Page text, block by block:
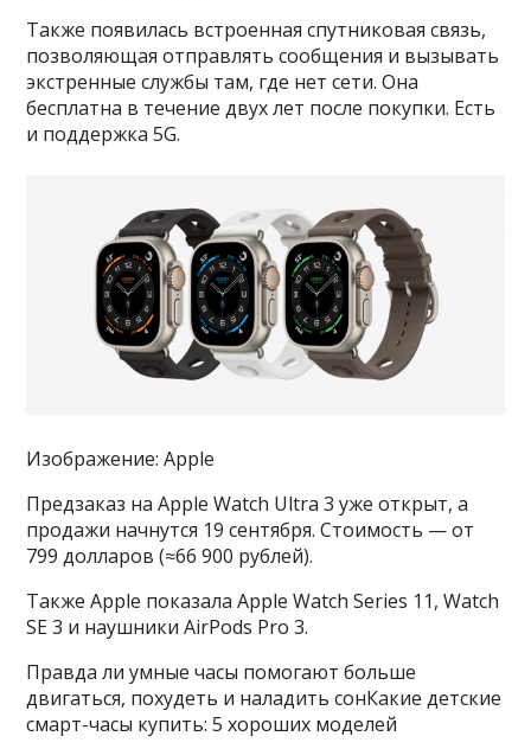
Также появилась встроенная спутниковая связь,
позволяющая отправлять сообщения и вызывать
экстренные службы там, где нет сети. Она
бесплатна в течение двух лет после покупки. Есть
и поддержка 5G.
Изображение: Apple
Предзаказ на Apple Watch Ultra 3 уже открыт, а
продажи начнутся 19 сентября. Стоимость — от
799 долларов (≈66 900 рублей).
Также Apple показала Apple Watch Series 11, Watch
SE 3 и наушники AirPods Pro 3.
Правда ли умные часы помогают больше
двигаться, похудеть и наладить сонКакие детские
смарт-часы купить: 5 хороших моделей